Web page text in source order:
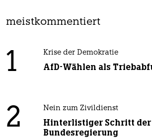
meistkommentiert
1 Krise der Demokratie
AfD-Wählen als
2 Nein zum Zivildienst
Hinterlistiger Schritt der
Bundesregierung